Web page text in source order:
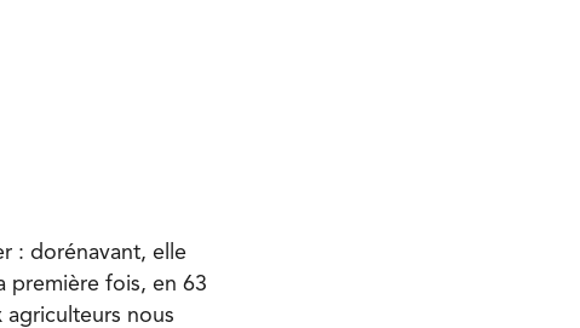
: dorénavant, elle
première fois, en 63
agriculteurs nous